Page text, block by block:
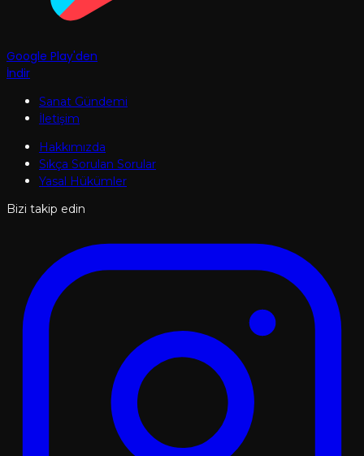
Google Play'den
İndir
Sanat Gündemi
İletişim
Hakkımızda
Sıkça Sorulan Sorular
Yasal Hükümler
Bizi takip edin